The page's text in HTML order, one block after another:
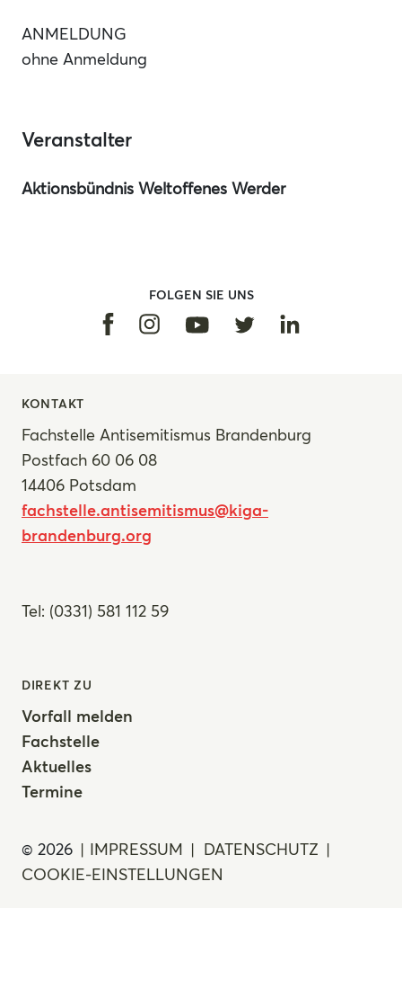
ANMELDUNG
ohne Anmeldung
Veranstalter
Aktionsbündnis Weltoffenes Werder
FOLGEN SIE UNS
FacebookInstagramYoutubeTwitterLinkedin
KONTAKT
Fachstelle Antisemitismus Brandenburg
Postfach 60 06 08
14406 Potsdam
fachstelle.antisemitismus@kiga-
brandenburg.org
Tel: (0331) 581 112 59
DIREKT ZU
Vorfall melden
Fachstelle
Aktuelles
Termine
© 2026 IMPRESSUM
DATENSCHUTZ
COOKIE-EINSTELLUNGEN